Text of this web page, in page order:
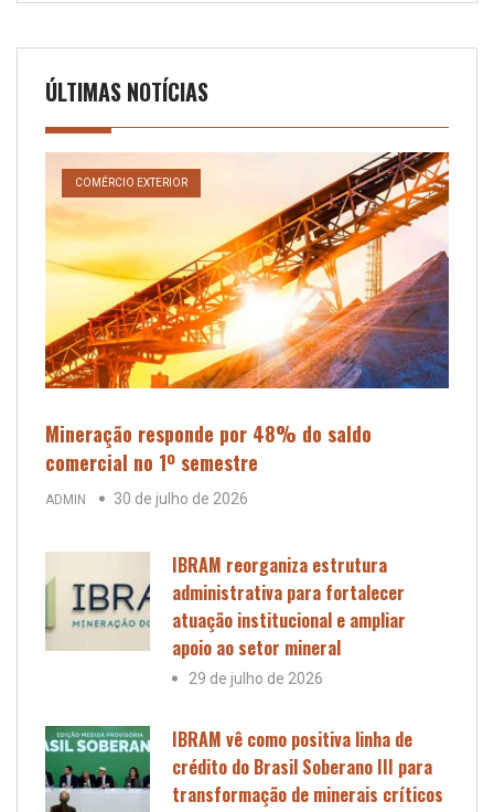
ÚLTIMAS NOTÍCIAS
COMÉRCIO EXTERIOR
Mineração responde por 48% do saldo
comercial no 1º semestre
ADMIN 30 de julho de 2026
IBRAM reorganiza estrutura
administrativa para fortalecer
atuação institucional e ampliar
apoio ao setor mineral
29 de julho de 2026
IBRAM vê como positiva linha de
crédito do Brasil Soberano III para
transformação de minerais críticos